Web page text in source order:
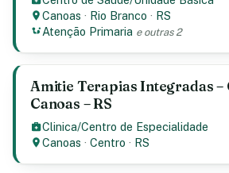
Canoas · Rio Branco · RS
Atenção Primaria e outras 2
Amitie Terapias Integradas –
Canoas – RS
Clinica/Centro de Especialidade
Canoas ·Centro · RS